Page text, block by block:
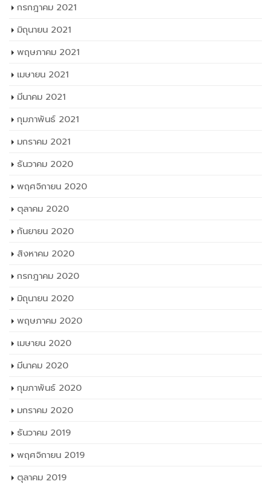
กรกฎาคม 2021
มิถุนายน 2021
พฤษภาคม 2021
เมษายน 2021
มีนาคม 2021
กุมภาพันธ์ 2021
มกราคม 2021
ธันวาคม 2020
พฤศจิกายน 2020
ตุลาคม 2020
กันยายน 2020
สิงหาคม 2020
กรกฎาคม 2020
มิถุนายน 2020
พฤษภาคม 2020
เมษายน 2020
มีนาคม 2020
กุมภาพันธ์ 2020
มกราคม 2020
ธันวาคม 2019
พฤศจิกายน 2019
ตุลาคม 2019